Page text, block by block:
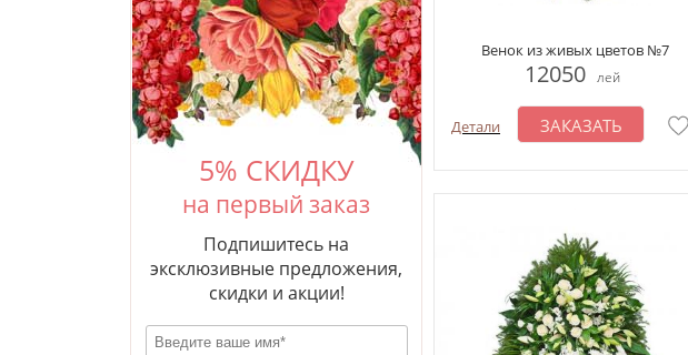
5% СКИДКУ
на первый заказ
Подпишитесь на
эксклюзивные предложения,
скидки и акции!
Венок из живых цветов №7
12050 лей
Детали ЗАКАЗАТЬ